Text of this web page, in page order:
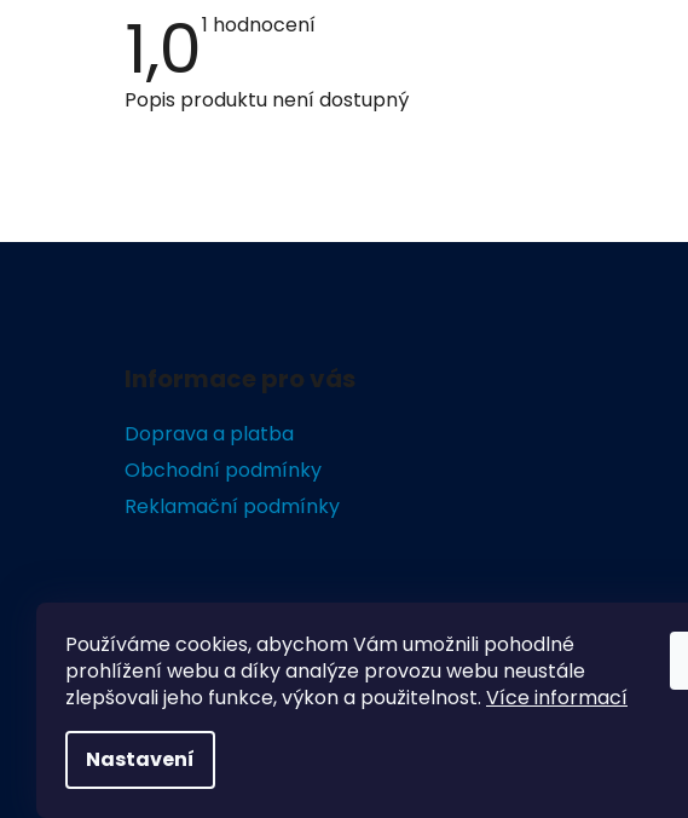
Používáme cookies, abychom Vám umožnili pohodlné
prohlížení webu a díky analýze provozu webu neustále
zlepšovali jeho funkce, výkon a použitelnost. Více informací
Nastavení
1,0Průměrné
1,0
1 hodnocení
Popis produktu není dostupný
Informace pro vás
Doprava a platba
Obchodní podmínky
Reklamační podmínky